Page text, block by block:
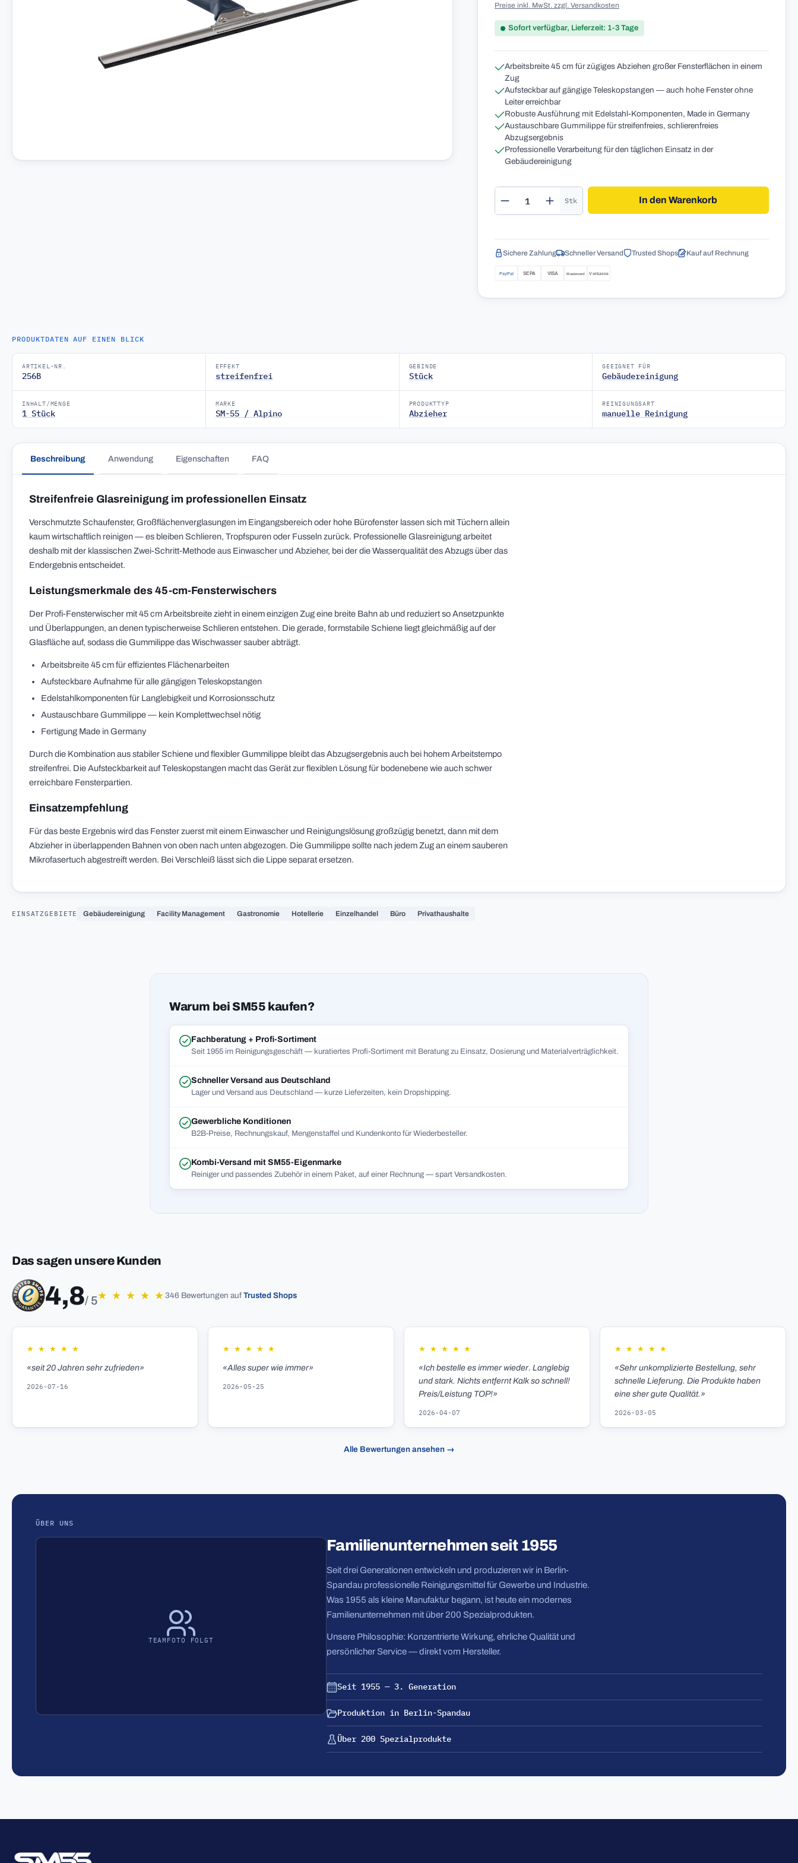
Preise inkl. MwSt. zzgl. Versandkosten
Sofort verfügbar, Lieferzeit: 1-3 Tage
Arbeitsbreite 45 cm für zügiges Abziehen großer Fensterflächen in einem
Zug
Aufsteckbar auf gängige Teleskopstangen — auch hohe Fenster ohne
Leiter erreichbar
Robuste Ausführung mit Edelstahl-Komponenten, Made in Germany
Austauschbare Gummilippe für streifenfreies, schlierenfreies
Abzugsergebnis
Professionelle Verarbeitung für den täglichen Einsatz in der
Gebäudereinigung
Produkt Anzahl: Gib den gewünschten Wert
Stk In den Warenkorb
Sichere Zahlung Schneller Versand Trusted Shops Kauf auf Rechnung
PRODUKTDATEN AUF EINEN BLICK
ARTIKEL-NR.
256B
EFFEKT
streifenfrei
GEBINDE
Stück
GEEIGNET FÜR
Gebäudereinigung
INHALT/MENGE
1 Stück
MARKE
SM-55 / Alpino
PRODUKTTYP
Abzieher
REINIGUNGSART
manuelle Reinigung
Beschreibung Anwendung Eigenschaften FAQ
Streifenfreie Glasreinigung im professionellen Einsatz
Verschmutzte Schaufenster, Großflächenverglasungen im Eingangsbereich oder hohe Bürofenster lassen sich mit Tüchern allein
kaum wirtschaftlich reinigen — es bleiben Schlieren, Tropfspuren oder Fusseln zurück. Professionelle Glasreinigung arbeitet
deshalb mit der klassischen Zwei-Schritt-Methode aus Einwascher und Abzieher, bei der die Wasserqualität des Abzugs über das
Endergebnis entscheidet.
Leistungsmerkmale des 45-cm-Fensterwischers
Der Profi-Fensterwischer mit 45 cm Arbeitsbreite zieht in einem einzigen Zug eine breite Bahn ab und reduziert so Ansetzpunkte
und Überlappungen, an denen typischerweise Schlieren entstehen. Die gerade, formstabile Schiene liegt gleichmäßig auf der
Glasfläche auf, sodass die Gummilippe das Wischwasser sauber abträgt.
Arbeitsbreite 45 cm für effizientes Flächenarbeiten
Aufsteckbare Aufnahme für alle gängigen Teleskopstangen
Edelstahlkomponenten für Langlebigkeit und Korrosionsschutz
Austauschbare Gummilippe — kein Komplettwechsel nötig
Fertigung Made in Germany
Durch die Kombination aus stabiler Schiene und flexibler Gummilippe bleibt das Abzugsergebnis auch bei hohem Arbeitstempo
streifenfrei. Die Aufsteckbarkeit auf Teleskopstangen macht das Gerät zur flexiblen Lösung für bodenebene wie auch schwer
erreichbare Fensterpartien.
Einsatzempfehlung
Für das beste Ergebnis wird das Fenster zuerst mit einem Einwascher und Reinigungslösung großzügig benetzt, dann mit dem
Abzieher in überlappenden Bahnen von oben nach unten abgezogen. Die Gummilippe sollte nach jedem Zug an einem sauberen
Mikrofasertuch abgestreift werden. Bei Verschleiß lässt sich die Lippe separat ersetzen.
EINSATZGEBIETE Gebäudereinigung Facility Management Gastronomie Hotellerie Einzelhandel Büro Privathaushalte
Warum bei SM55 kaufen?
Fachberatung + Profi-Sortiment
Seit 1955 im Reinigungsgeschäft — kuratiertes Profi-Sortiment mit Beratung zu Einsatz, Dosierung und Materialverträglichkeit.
Schneller Versand aus Deutschland
Lager und Versand aus Deutschland — kurze Lieferzeiten, kein Dropshipping.
Gewerbliche Konditionen
B2B-Preise, Rechnungskauf, Mengenstaffel und Kundenkonto für Wiederbesteller.
Kombi-Versand mit SM55-Eigenmarke
Reiniger und passendes Zubehör in einem Paket, auf einer Rechnung — spart Versandkosten.
Das sagen unsere Kunden
4,8/ 5★ ★ ★ ★ ★346 Bewertungen aufTrusted Shops
★ ★ ★ ★ ★
«seit 20 Jahren sehr zufrieden»
2026-07-16
★ ★ ★ ★ ★
«Alles super wie immer»
2026-05-25
★ ★ ★ ★ ★
«Ich bestelle es immer wieder. Langlebig
und stark. Nichts entfernt Kalk so schnell!
Preis/Leistung TOP!»
2026-04-07
★ ★ ★ ★ ★
«Sehr unkomplizierte Bestellung, sehr
schnelle Lieferung. Die Produkte haben
eine sher gute Qualität.»
2026-03-05
Alle Bewertungen ansehen →
ÜBER UNS
TEAMFOTO FOLGT
Familienunternehmen seit 1955
Seit drei Generationen entwickeln und produzieren wir in Berlin-
Spandau professionelle Reinigungsmittel für Gewerbe und Industrie.
Was 1955 als kleine Manufaktur begann, ist heute ein modernes
Familienunternehmen mit über 200 Spezialprodukten.
Unsere Philosophie: Konzentrierte Wirkung, ehrliche Qualität und
persönlicher Service — direkt vom Hersteller.
Seit 1955 — 3. Generation
Produktion in Berlin-Spandau
Über 200 Spezialprodukte